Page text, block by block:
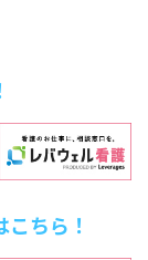
ちら！